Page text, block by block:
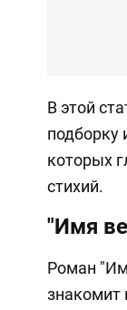
В этой
подборку
которых
стихий.
"Имя
Роман